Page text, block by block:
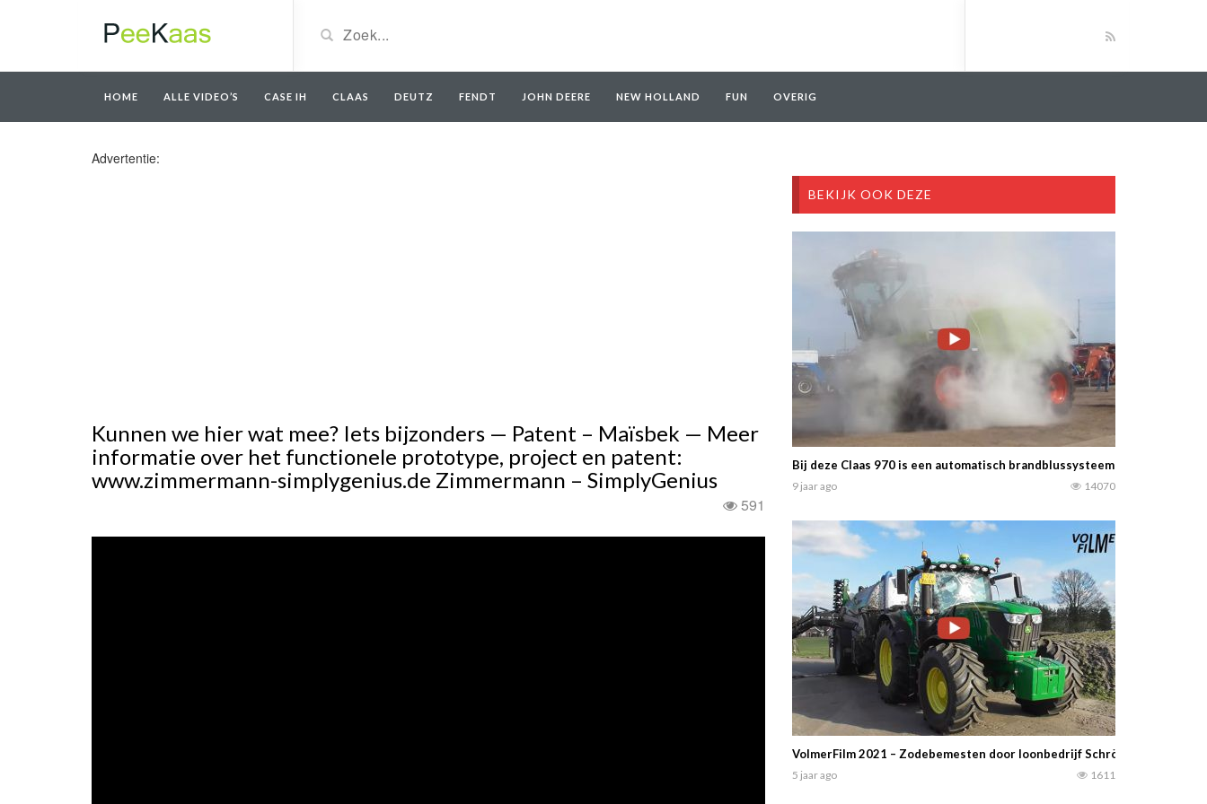
HOME ALLE VIDEO’S CASE IH CLAAS DEUTZ FENDT JOHN DEERE NEW HOLLAND FUN OVERIG
Advertentie:
Kunnen we hier wat mee? Iets bijzonders — Patent – ​​Maïsbek — Meer
informatie over het functionele prototype, project en patent:
www.zimmermann-simplygenius.de Zimmermann – SimplyGenius
591
BEKIJK OOK DEZE
Bij deze Claas 970 is een automatisch brandblussysteem geïnstalleerd.
9 jaar ago 14070
VolmerFilm 2021 – Zodebemesten door loonbedrijf Schröer met de
5 jaar ago 1611